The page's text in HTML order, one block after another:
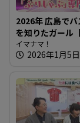
2026年 広島で
を知りたガール
知りたガール】
イマナマ！
2026年1月5